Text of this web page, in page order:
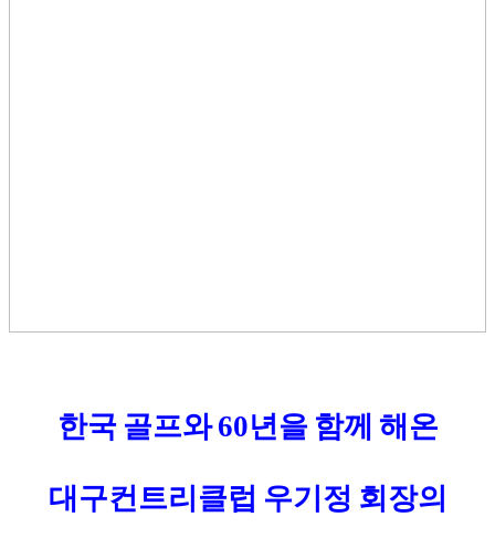
한국 골프와60년을 함께 해온
대구컨트리클럽 우기정 회장의